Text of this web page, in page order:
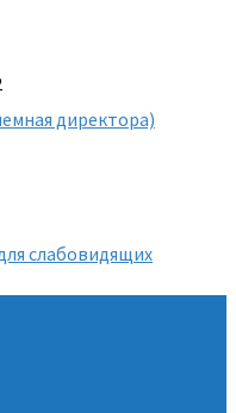
директора)
слабовидящих